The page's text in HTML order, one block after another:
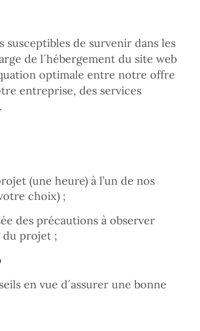
de survenir dans les
de l´hébergement du site web
optimale entre notre offre
entreprise, des services
(une heure) à l’un de nos
choix) ;
des précautions à observer
du projet ;
en vue d´assurer une bonne